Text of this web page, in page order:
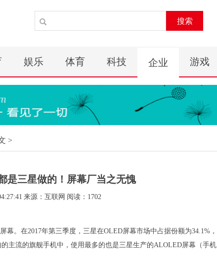
搜索
娱乐 体育 科技 企业 游戏
>
是三星做的！屏幕厂当之无愧
来源：互联网 阅读：1702
。在2017年第三季度，三星在OLED屏幕市场中占据份额为34.1%，
主流的旗舰手机中，使用最多的也是三星生产的ALOLED屏幕（手机